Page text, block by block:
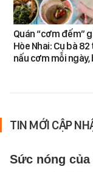
Quán “cơm đếm”
Hòe Nhai: Cụ bà
nấu cơm mỗi
TIN MỚI CẬP
Sức nóng